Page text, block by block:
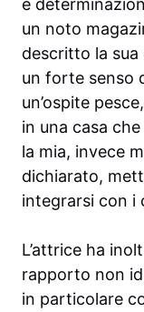
e
un noto
descritto la
un forte senso
un’ospite
in una casa
la mia, invece
dichiarato,
integrarsi con i
L’attrice ha
rapporto non
in particolare